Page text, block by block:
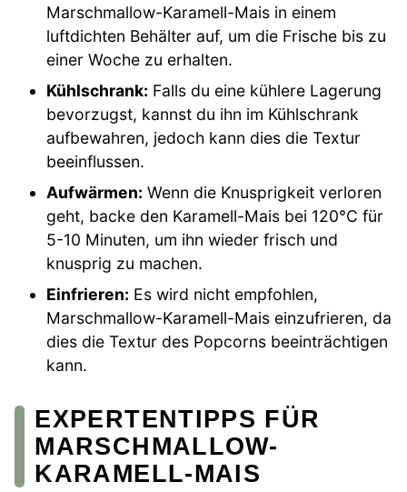
Marschmallow-Karamell-Mais in einem
luftdichten Behälter auf, um die Frische bis zu
einer Woche zu erhalten.
Kühlschrank: Falls du eine kühlere Lagerung
bevorzugst, kannst du ihn im Kühlschrank
aufbewahren, jedoch kann dies die Textur
beeinflussen.
Aufwärmen: Wenn die Knusprigkeit verloren
geht, backe den Karamell-Mais bei 120°C für
5-10 Minuten, um ihn wieder frisch und
knusprig zu machen.
Einfrieren: Es wird nicht empfohlen,
Marschmallow-Karamell-Mais einzufrieren, da
dies die Textur des Popcorns beeinträchtigen
kann.
EXPERTENTIPPS FÜR
MARSCHMALLOW-
KARAMELL-MAIS